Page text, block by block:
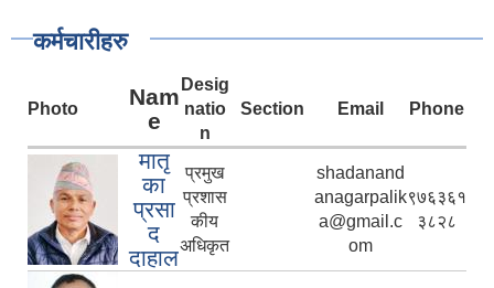
कर्मचारीहरु
Photo
Nam
e
Desig
natio
n
Section Email Phone
मातृ
का
प्रसा
द
दाहाल
प्रमुख
प्रशास
कीय
अधिकृत
shadanand
anagarpalik
a@gmail.c
om
९७६३६१
३८२८